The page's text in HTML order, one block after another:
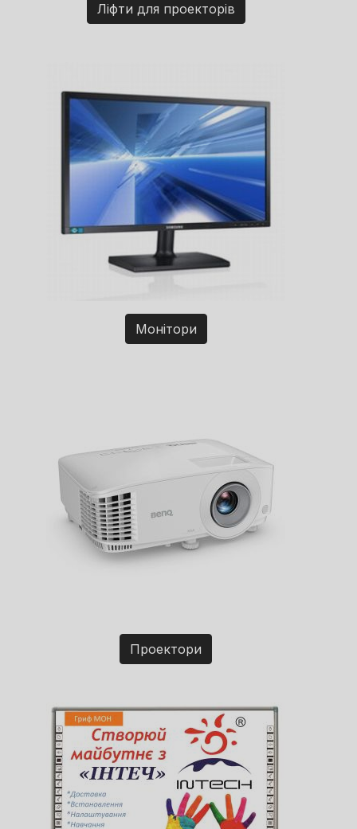
Ліфти для проекторів
Монітори
Проектори